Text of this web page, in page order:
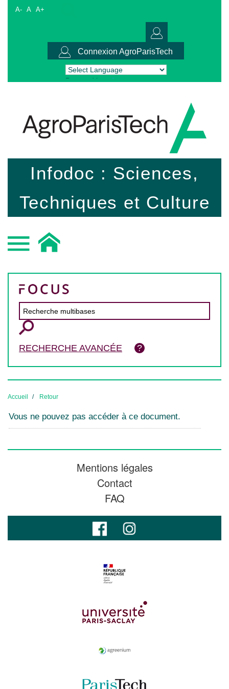
A- A A+
Connexion AgroParisTech
Powered by Translate
Infodoc : Sciences,
Techniques et Culture
RECHERCHE AVANCÉE
Accueil Retour
Vous ne pouvez pas accéder à ce document.
Mentions légales
Contact
FAQ